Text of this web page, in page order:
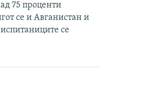
75 проценти
се и Авганистан и
се